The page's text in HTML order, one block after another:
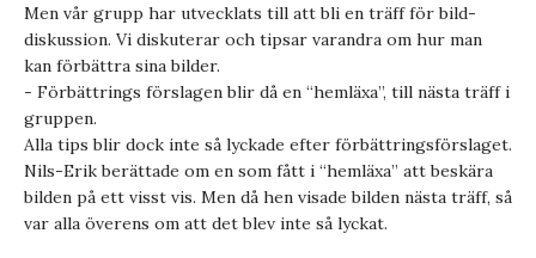
Men vår grupp har utvecklats till att bli en träff för bild-
diskussion. Vi diskuterar och tipsar varandra om hur man
kan förbättra sina bilder.
- Förbättrings förslagen blir då en “hemläxa”, till nästa träff i
gruppen.
Alla tips blir dock inte så lyckade efter förbättringsförslaget.
Nils-Erik berättade om en som fått i “hemläxa” att beskära
bilden på ett visst vis. Men då hen visade bilden nästa träff, så
var alla överens om att det blev inte så lyckat.